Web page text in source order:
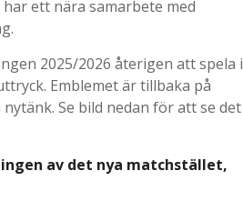
ett nära samarbete med
2025/2026 återigen att spela i
Emblemet är tillbaka på
Se bild nedan för att se det
av det nya matchstället,